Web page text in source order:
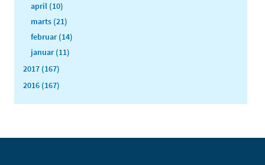
april (10)
marts (21)
februar (14)
januar (11)
2017 (167)
2016 (167)